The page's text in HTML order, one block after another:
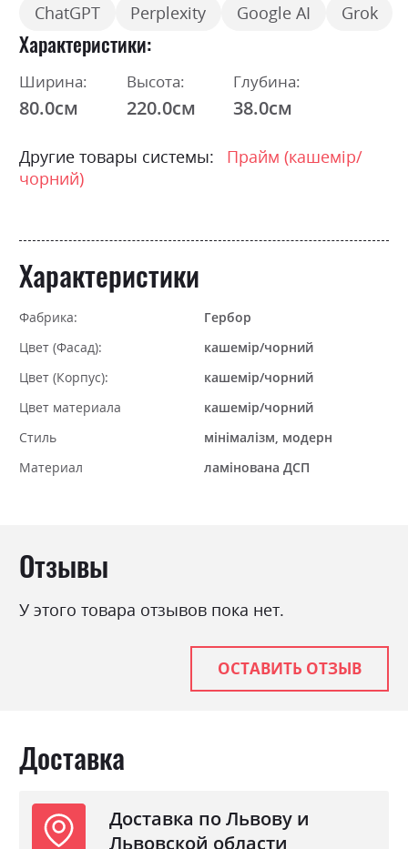
ChatGPT Perplexity Google AI Grok
Характеристики
Ширина:
80.0см
Высота:
220.0см
Глубина:
38.0см
Другие товары системы:
Прайм (кашемір/
чорний)
Характеристики
Фабрика:
Гербор
Цвет (Фасад):
кашемір/чорний
Цвет (Корпус):
кашемір/чорний
Цвет материала
кашемір/чорний
Стиль
мінімалізм, модерн
Материал
ламінована ДСП
Отзывы
У этого товара отзывов пока нет.
ОСТАВИТЬ ОТЗЫВ
Доставка
Доставка по Львову и
Львовской области